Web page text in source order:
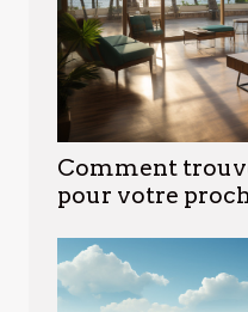
Comment
pour votre